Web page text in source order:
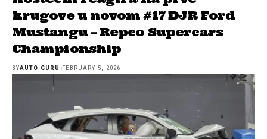
krugove u novom #17 DJR Ford
Mustangu – Repco Supercars
Championship
BYAUTO GURU FEBRUARY 5, 2026